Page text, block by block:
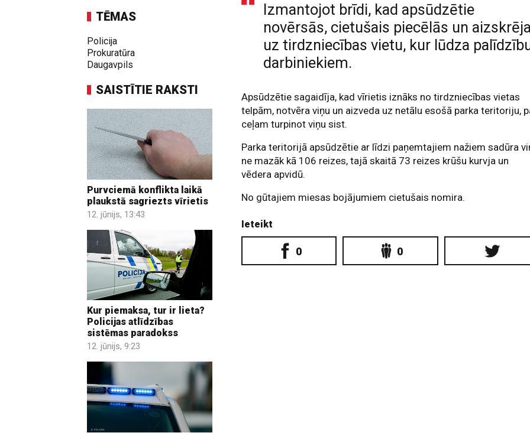
TĒMAS
Policija
Prokuratūra
Daugavpils
SAISTĪTIE RAKSTI
Purvciemā konflikta laikā
plaukstā sagriezts vīrietis
12. jūnijs, 13:43
Kur piemaksa, tur ir lieta?
Policijas atlīdzības
sistēmas paradokss
12. jūnijs, 9:23
Izmantojot brīdi, kad apsūdzētie
novērsās, cietušais piecēlās un aizskrēja
uz tirdzniecības vietu, kur lūdza
darbiniekiem.
Apsūdzētie sagaidīja, kad vīrietis iznāks no tirdzniecības vietas
telpām, notvēra viņu un aizveda uz netālu esošā parka teritoriju,
ceļam turpinot viņu sist.
Parka teritorijā apsūdzētie ar līdzi paņemtajiem nažiem sadūra
ne mazāk kā 106 reizes, tajā skaitā 73 reizes krūšu kurvja un
vēdera apvidū.
No gūtajiem miesas bojājumiem cietušais nomira.
Ieteikt
0 0